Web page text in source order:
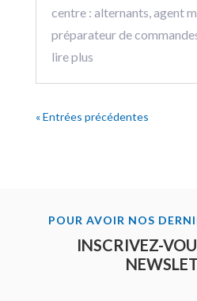
centre : alternants, agent
préparateur de
lire plus
« Entrées précédentes
POUR AVOIR NOS
INSCRIVEZ-